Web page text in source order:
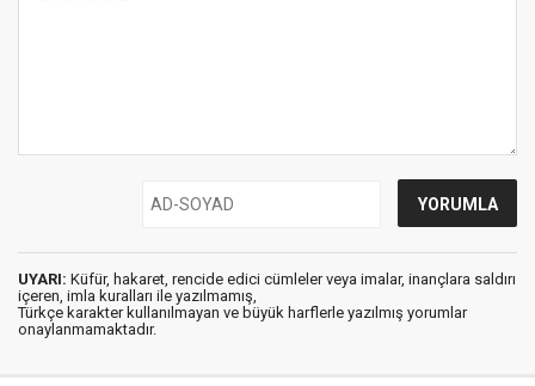
UYARI: Küfür, hakaret, rencide edici cümleler veya imalar, inançlara saldırı
içeren, imla kuralları ile yazılmamış,
Türkçe karakter kullanılmayan ve büyük harflerle yazılmış yorumlar
onaylanmamaktadır.